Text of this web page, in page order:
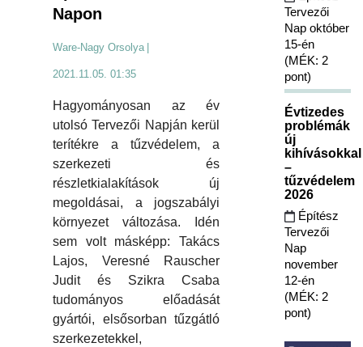
Napon
Ware-Nagy Orsolya
2021.11.05. 01:35
Hagyományosan az év
utolsó Tervezői Napján kerül
terítékre a tűzvédelem, a
szerkezeti és
részletkialakítások új
megoldásai, a jogszabályi
környezet változása. Idén
sem volt másképp: Takács
Lajos, Veresné Rauscher
Judit és Szikra Csaba
tudományos előadását
gyártói, elsősorban tűzgátló
szerkezetekkel,
Tervezői
Nap október
15-én
(MÉK: 2
pont)
Évtizedes
problémák
új
kihívásokkal
–
tűzvédelem
2026
Építész
Tervezői
Nap
november
12-én
(MÉK: 2
pont)